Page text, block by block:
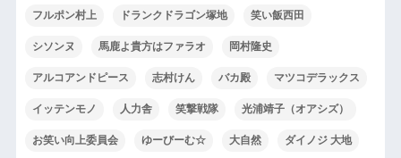
フルポン村上 ドランクドラゴン塚地 笑い飯西田
シソンヌ 馬鹿よ貴方はファラオ 岡村隆史
アルコアンドピース 志村けん バカ殿 マツコデラックス
イッテンモノ 人力舎 笑撃戦隊 光浦靖子（オアシズ）
お笑い向上委員会 ゆーびーむ☆ 大自然 ダイノジ 大地